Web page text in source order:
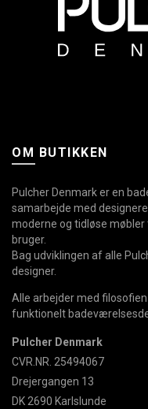
OM BUTIKKEN
Pulcher Denmark er en
samarbejde med
moderne og tidløse
bruger.
Bag udviklingen af alle
designer.
Alle arbejder med
funktionelt
Pulcher Denmark
CVR.NR. 25494067
Drejergangen 13
DK 2690 Karlslunde